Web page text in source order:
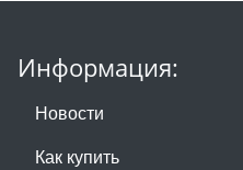
Информация:
Новости
Как купить